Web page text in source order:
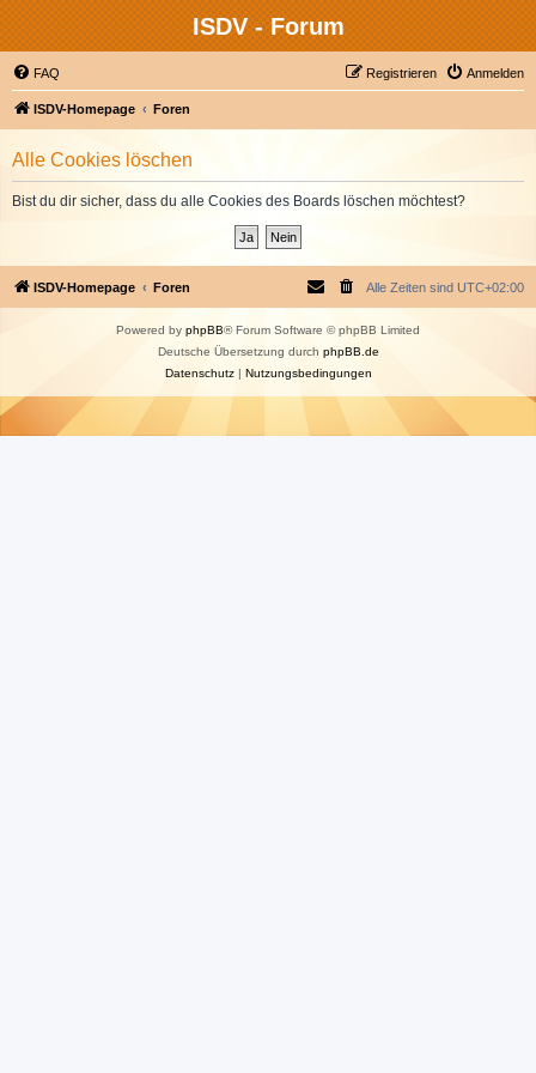
ISDV - Forum
FAQ Anmelden
Registrieren
ISDV-Homepage Foren
Alle Cookies löschen
Bist du dir sicher, dass du alle Cookies des Boards löschen möchtest?
ISDV-Homepage Foren Alle Zeiten sind UTC+02:00
Powered by phpBB® Forum Software © phpBB Limited
Deutsche Übersetzung durch phpBB.de
Datenschutz| Nutzungsbedingungen